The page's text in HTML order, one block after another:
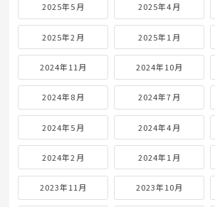
2025年5月 2025年4月
2025年2月 2025年1月
2024年11月 2024年10月
2024年8月 2024年7月
2024年5月 2024年4月
2024年2月 2024年1月
2023年11月 2023年10月